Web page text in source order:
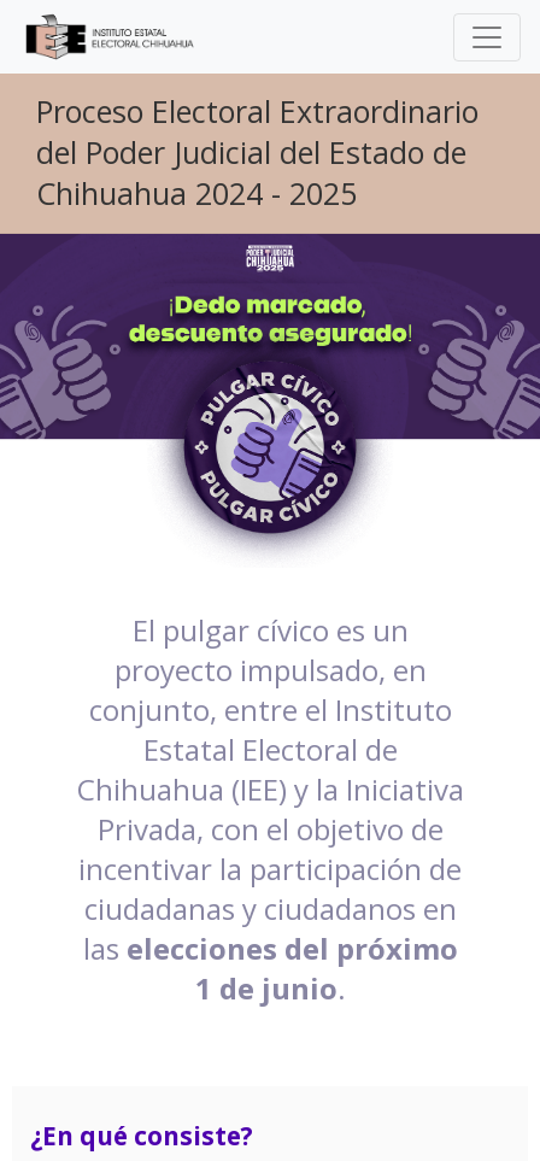
Proceso Electoral Extraordinario
del Poder Judicial del Estado de
Chihuahua 2024 - 2025
El pulgar cívico es un
proyecto impulsado, en
conjunto, entre el Instituto
Estatal Electoral de
Chihuahua (IEE) y la Iniciativa
Privada, con el objetivo de
incentivar la participación de
ciudadanas y ciudadanos en
las elecciones del próximo
1 de junio.
¿En qué consiste?